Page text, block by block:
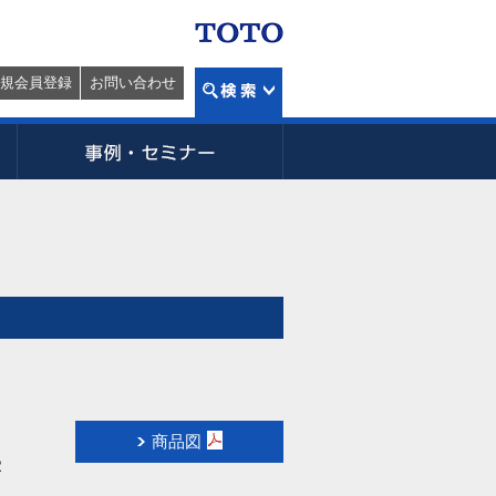
会員登録 お問い合わせ
商品図